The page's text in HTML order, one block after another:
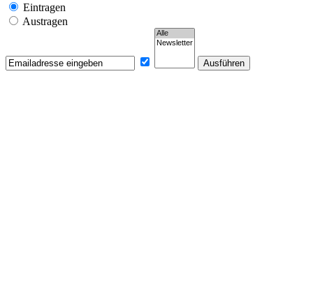
Eintragen
Austragen